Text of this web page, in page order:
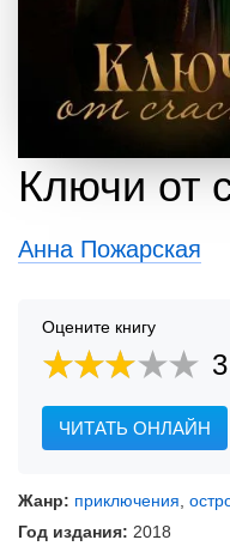
Ключи от
Анна Пожарская
Оцените книгу
3
ЧИТАТЬ ОНЛАЙН
Жанр: приключения,
Год издания: 2018